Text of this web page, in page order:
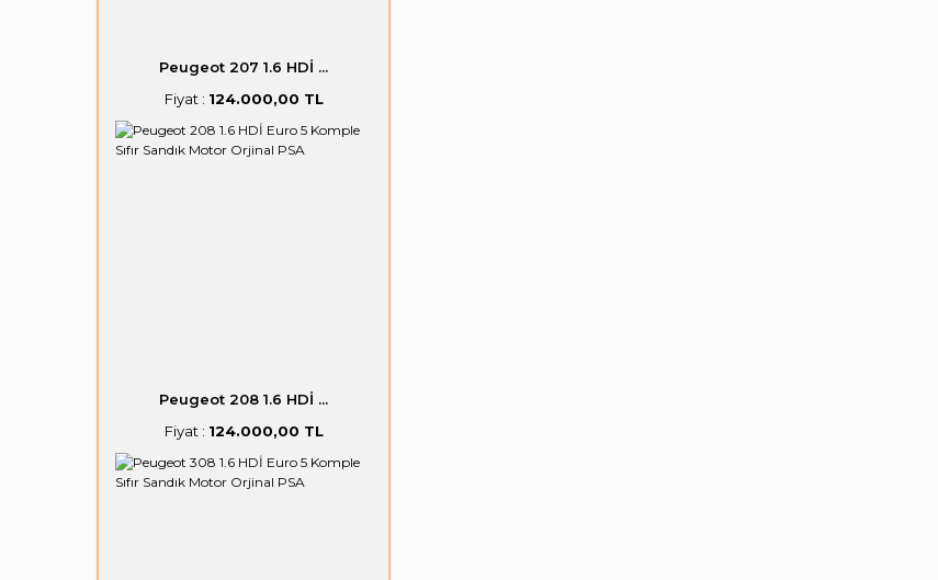
Peugeot 207 1.6 HDİ ...
Fiyat : 124.000,00 TL
Peugeot 208 1.6 HDİ ...
Fiyat : 124.000,00 TL